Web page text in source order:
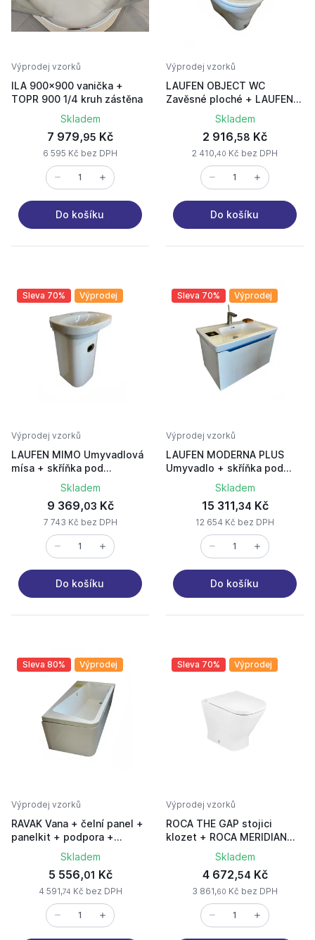
Výprodej vzorků
ILA 900x900 vanička +
TOPR 900 1/4 kruh zástěna
Skladem
7 979,95 Kč
6 595 Kč bez DPH
Do košíku
Výprodej vzorků
LAUFEN OBJECT WC
Zavěsné ploché + LAUFEN
ALBONOVA sedátko s
Skladem
2 916,58 Kč
2 410,40 Kč bez DPH
Do košíku
Sleva 70% Výprodej
Výprodej vzorků
LAUFEN MIMO Umyvadlová
mísa + skříňka pod
Skladem
9 369,03 Kč
7 743 Kč bez DPH
Do košíku
Sleva 70% Výprodej
Výprodej vzorků
LAUFEN MODERNA PLUS
Umyvadlo + skříňka pod
umyvadlo + zrcadlo 800
Skladem
15 311,34 Kč
12 654 Kč bez DPH
Do košíku
Sleva 80% Výprodej
Výprodej vzorků
RAVAK Vana + čelní panel +
panelkit + podpora +
Skladem
5 556,01 Kč
4 591,74 Kč bez DPH
Sleva 70% Výprodej
Výprodej vzorků
ROCA THE GAP stojici
klozet + ROCA MERIDIAN
Skladem
4 672,54 Kč
3 861,60 Kč bez DPH